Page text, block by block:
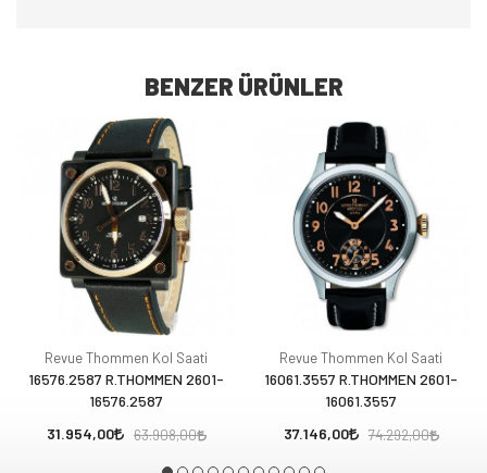
BENZER ÜRÜNLER
Revue Thommen Kol Saati
16576.2587 R.THOMMEN 2601-
16576.2587
31.954,00
63.908,00
Revue Thommen Kol Saati
16061.3557 R.THOMMEN 2601-
16061.3557
37.146,00
74.292,00